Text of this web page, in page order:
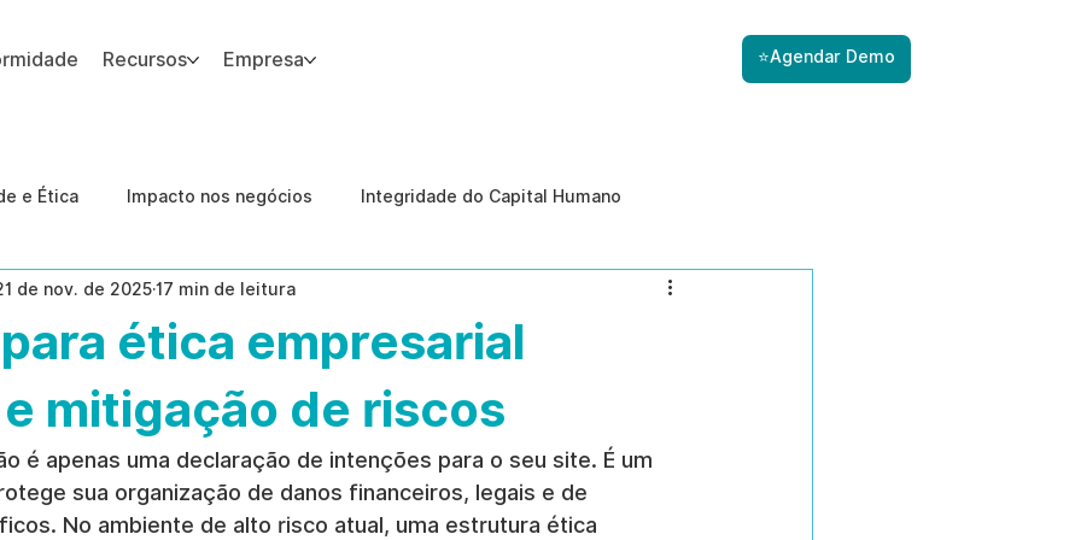
Recursos Empresa ⭐Agendar Demo
e Ética Impacto nos negócios Integridade do Capital Humano
Estudos de caso Gestão de Riscos com IA
Internas Ética da IA revenção de ameaças internas
ética empresarial
mitigação de riscos
de nov. de 202517 min de leitura
é apenas uma declaração de intenções para o seu site. É um
sua organização de danos financeiros, legais e de
No ambiente de alto risco atual, uma estrutura ética